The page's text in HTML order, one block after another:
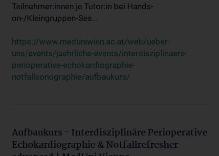
Teilnehmer:innen je Tutor:in bei Hands-
on-/Kleingruppen-Ses...
https://www.meduniwien.ac.at/web/ueber-
uns/events/jaehrliche-events/interdisziplinaere-
perioperative-echokardiographie-
notfallsonographie/aufbaukurs/
Aufbaukurs - Interdisziplinäre Perioperative
Echokardiographie & Notfallrefresher